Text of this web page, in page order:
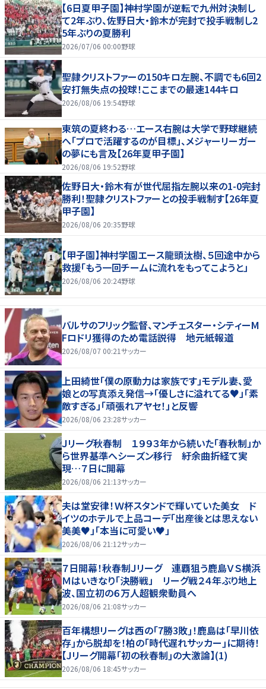
【6日夏甲子園】神村学園が逆転で九州対決制し
て2年ぶり、佐野日大・鈴木が完封で投手戦制し2
5年ぶりの夏勝利
2026/07/06 00:00野球
聖隷クリストファーの150キロ左腕、不調でも6回2
安打無失点の投球！ここまでの最速144キロ
2026/08/06 19:54野球
東筑の夏終わる…エース右腕は大学で野球継続
へ「プロで活躍するのが目標」、メジャーリーガー
の夢にも言及【26年夏甲子園】
2026/08/06 19:52野球
佐野日大・鈴木有が世代屈指左腕以来の1-0完封
勝利！聖隷クリストファーとの投手戦制す【26年夏
甲子園】
2026/08/06 20:35野球
【甲子園】神村学園エース龍頭汰樹、５回途中から
救援「もう一回チームに流れをもってこようと」
2026/08/06 20:24野球
バルサのフリック監督、マンチェスター・シティーM
Fロドリ獲得のため電話説得 地元紙報道
2026/08/07 00:21サッカー
上田綺世「僕の原動力は家族です」モデル妻、愛
娘との写真添え発信→「優しさに溢れてる♥」「素
敵すぎる」「頑張れアヤセ！」と反響
2026/08/06 23:28サッカー
Ｊリーグ秋春制 １９９３年から続いた「春秋制」か
ら世界基準へシーズン移行 紆余曲折経て実
現…７日に開幕
2026/08/06 21:13サッカー
夫は堂安律！Ｗ杯スタンドで輝いていた美女 ド
イツのホテルで上品コーデ「出産後とは思えない
美美♥」「本当に可愛い♥」
2026/08/06 21:12サッカー
７日開幕！秋春制Ｊリーグ 連覇狙う鹿島ＶＳ横浜
Ｍはいきなり「決勝戦」 リーグ戦２４年ぶり地上
波、国立初の６万人超観衆動員へ
2026/08/06 21:08サッカー
百年構想リーグは西の｢7勝3敗｣！鹿島は｢早川依
存｣から脱却を！柏の｢時代遅れサッカー｣に期待！
【Jリーグ開幕｢初の秋春制｣の大激論】(1)
2026/08/06 18:45サッカー